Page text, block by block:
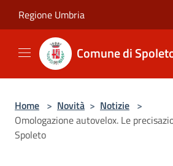
Regione Umbria
Comune di
Home > Novità > Notizie >
Omologazione autovelox. Le
Spoleto